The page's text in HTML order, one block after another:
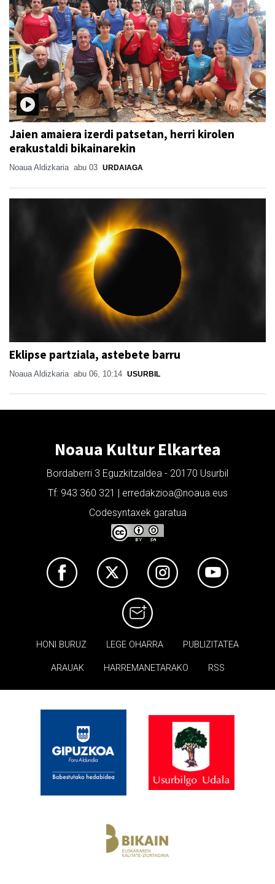
Jaien amaiera izerdi patsetan, herri kirolen
erakustaldi bikainarekin
Noaua Aldizkaria abu 03 URDAIAGA
Eklipse partziala, astebete barru
Noaua Aldizkaria abu 06, 10:14 USURBIL
Noaua Kultur Elkartea
Bordaberri 3 Eguzkitzaldea - 20170 Usurbil
Tf: 943 360 321 | erredakzioa@noaua.eus
Codesyntaxek garatua
HONI BURUZ LEGE OHARRA PUBLIZITATEA
ARAUAK HARREMANETARAKO RSS